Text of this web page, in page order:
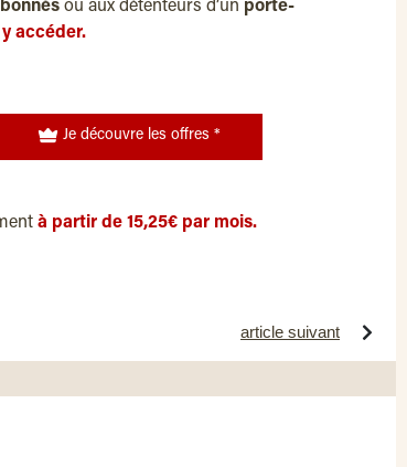
ou aux détenteurs d’un porte-
accéder.
Je découvre les offres *
à partir de 15,25€ par mois.
article suivant